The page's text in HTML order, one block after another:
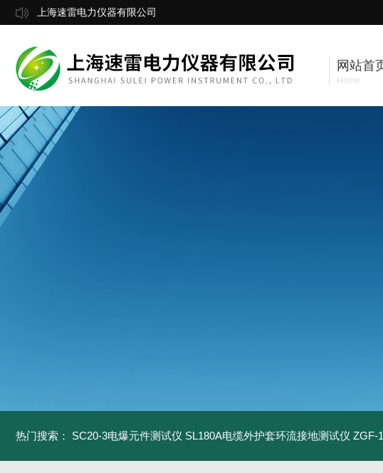
上海速雷电力仪器有限公司
网站首
Home
热门搜索： SC20-3电爆元件测试仪 SL180A电缆外护套环流接地测试仪 ZGF-